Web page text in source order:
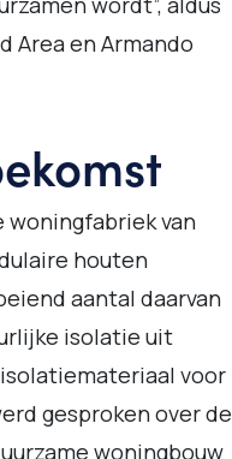
Area en Armando
woningfabriek van
houten
aantal daarvan
isolatie uit
voor
gesproken over de
woningbouw